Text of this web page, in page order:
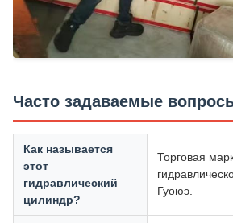
Часто задаваемые
Как называется
этот
гидравлический
цилиндр?
Торговая
Гуоюэ.